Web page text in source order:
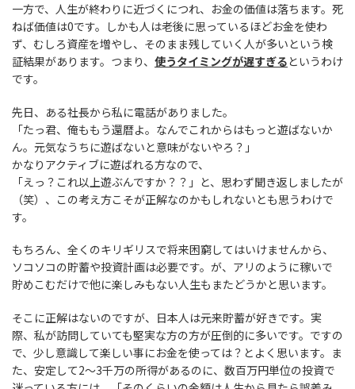
一方で、人生が終わりに近づくにつれ、お金の価値は落ちます。死
ねば価値は0です。しかも人は老後に思っているほどお金を使わ
ず、むしろ資産を増やし、そのまま残していく人が多いという検
証結果があります。つまり、 使うタイミングが遅すぎるというわけ
です。
先日、ある社長から私に電話がありました。
「たっ君、俺ももう還暦よ。なんでこれからはもっと遊ばないか
ん。元気なうちに遊ばないと意味がないやろ？」
かなりアクティブに遊ばれる方なので、
「えっ？これ以上遊ぶんですか？？」と、思わず聞き返しましたが
（笑）、この考え方こそが正解なのかもしれないとも思うわけで
す。
もちろん、全くのキリギリスで将来困窮してはいけませんから、
ソコソコの貯蓄や投資計画は必要です。が、アリのように稼いで
貯めこむだけで他に楽しみもない人生もまたどうかと思います。
そこに正解はないのですが、日本人は元来貯蓄が好きです。実
際、私が訪問していても堅実な方の方が圧倒的に多いです。ですの
で、少し意識して楽しい事にお金を使っては？とよく思います。ま
た、安定して2～3千万の所得があるのに、数百万円単位の投資で